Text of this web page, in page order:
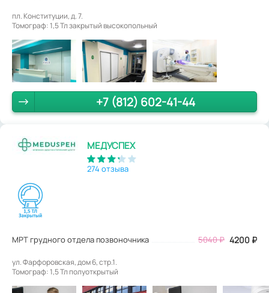
пл. Конституции, д. 7.
Томограф: 1,5 Тл закрытый высокопольный
+7 (812) 602-41-44
МЕДУСПЕХ
274 отзыва
МРТ грудного отдела позвоночника 5040₽ 4200 ₽
ул. Фарфоровская, дом 6, стр.1.
Томограф: 1,5 Тл полуоткрытый